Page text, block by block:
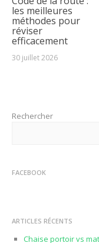
les meilleures
méthodes pour
réviser
efficacement
30 juillet 2026
Rechercher
FACEBOOK
ARTICLES RÉCENTS
Chaise portoir vs